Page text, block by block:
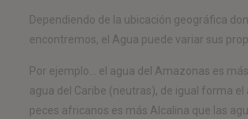
Dependiendo de la ubicación geográfica
encontremos, el Agua puede variar sus
Por ejemplo… el agua del Amazonas es
agua del Caribe (neutras), de igual forma el
peces africanos es más Alcalina que las